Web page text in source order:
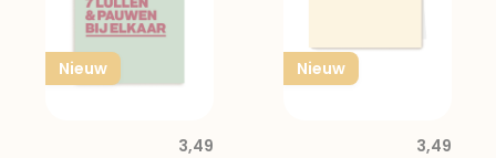
Nieuw
3,49
Nieuw
3,49